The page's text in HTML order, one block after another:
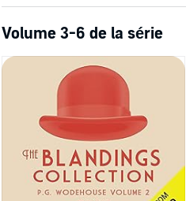
Volume 3-6 de la série